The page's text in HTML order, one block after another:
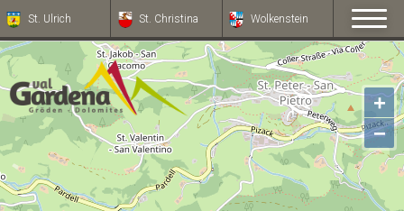
St. Ulrich St. Christina Wolkenstein
+
−